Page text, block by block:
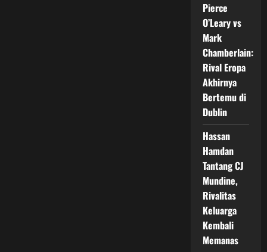
Pierce
O’Leary vs
Mark
Chamberlain:
Rival Eropa
Akhirnya
Bertemu di
Dublin
Hassan
Hamdan
Tantang CJ
Mundine,
Rivalitas
Keluarga
Kembali
Memanas